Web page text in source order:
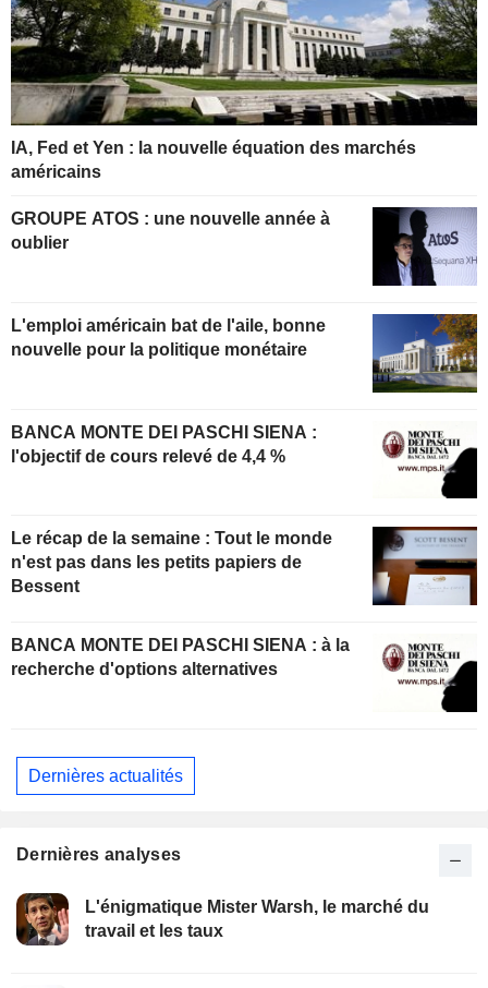
IA, Fed et Yen : la nouvelle équation des marchés
américains
GROUPE ATOS : une nouvelle année à
oublier
L'emploi américain bat de l'aile, bonne
nouvelle pour la politique monétaire
BANCA MONTE DEI PASCHI SIENA :
l'objectif de cours relevé de 4,4 %
Le récap de la semaine : Tout le monde
n'est pas dans les petits papiers de
Bessent
BANCA MONTE DEI PASCHI SIENA : à la
recherche d'options alternatives
Dernières actualités
Dernières analyses
L'énigmatique Mister Warsh, le marché du
travail et les taux